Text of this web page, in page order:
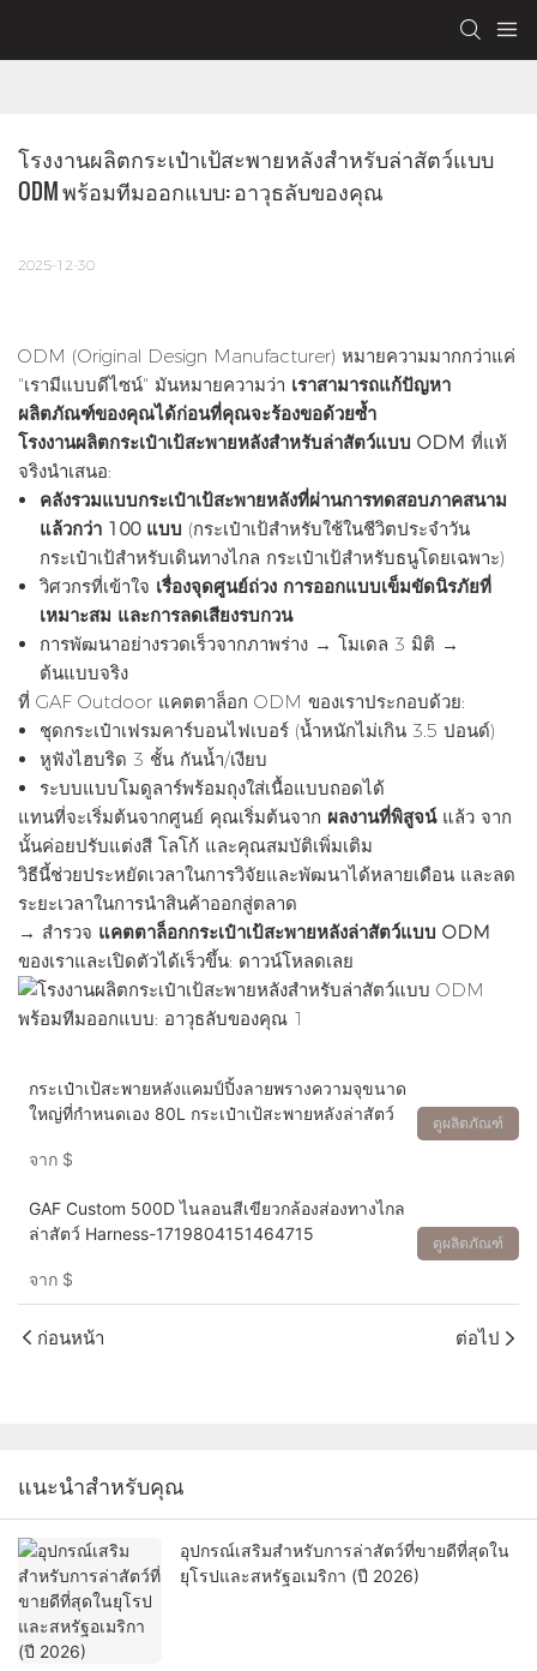
โรงงานผลิตกระเป๋าเป้สะพายหลังสำหรับล่าสัตว์แบบ
ODM พร้อมทีมออกแบบ: อาวุธลับของคุณ
2025-12-30
ODM (Original Design Manufacturer) หมายความมากกว่าแค่
"เรามีแบบดีไซน์" มันหมายความว่า เราสามารถแก้ปัญหา
ผลิตภัณฑ์ของคุณได้ก่อนที่คุณจะร้องขอด้วยซ้ำ
โรงงานผลิตกระเป๋าเป้สะพายหลังสำหรับล่าสัตว์แบบ ODM ที่แท้
จริงนำเสนอ:
คลังรวมแบบกระเป๋าเป้สะพายหลังที่ผ่านการทดสอบภาคสนาม
แล้วกว่า 100 แบบ (กระเป๋าเป้สำหรับใช้ในชีวิตประจำวัน
กระเป๋าเป้สำหรับเดินทางไกล กระเป๋าเป้สำหรับธนูโดยเฉพาะ)
วิศวกรที่เข้าใจ เรื่องจุดศูนย์ถ่วง การออกแบบเข็มขัดนิรภัยที่
เหมาะสม และการลดเสียงรบกวน
การพัฒนาอย่างรวดเร็วจากภาพร่าง → โมเดล 3 มิติ →
ต้นแบบจริง
ที่ GAF Outdoor แคตตาล็อก ODM ของเราประกอบด้วย:
ชุดกระเป๋าเฟรมคาร์บอนไฟเบอร์ (น้ำหนักไม่เกิน 3.5 ปอนด์)
หูฟังไฮบริด 3 ชั้น กันน้ำ/เงียบ
ระบบแบบโมดูลาร์พร้อมถุงใส่เนื้อแบบถอดได้
แทนที่จะเริ่มต้นจากศูนย์ คุณเริ่มต้นจาก ผลงานที่พิสูจน์แล้ว จาก
นั้นค่อยปรับแต่งสี โลโก้ และคุณสมบัติเพิ่มเติม
วิธีนี้ช่วยประหยัดเวลาในการวิจัยและพัฒนาได้หลายเดือน และลด
ระยะเวลาในการนำสินค้าออกสู่ตลาด
→ สำรวจ แคตตาล็อกกระเป๋าเป้สะพายหลังล่าสัตว์แบบ ODM
ของเราและเปิดตัวได้เร็วขึ้น: ดาวน์โหลดเลย
กระเป๋าเป้สะพายหลังแคมป์ปิ้งลายพรางความจุขนาด
ใหญ่ที่กำหนดเอง 80L กระเป๋าเป้สะพายหลังล่าสัตว์
จาก $
ดูผลิตภัณฑ์
GAF Custom 500D ไนลอนสีเขียวกล้องส่องทางไกล
ล่าสัตว์ Harness-1719804151464715
จาก $
ดูผลิตภัณฑ์
ก่อนหน้า ต่อไป
แนะนำสำหรับคุณ
อุปกรณ์เสริมสำหรับการล่าสัตว์ที่ขายดีที่สุดใน
ยุโรปและสหรัฐอเมริกา (ปี 2026)